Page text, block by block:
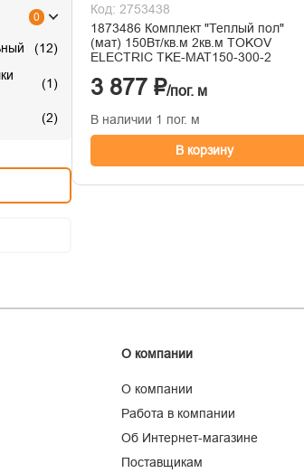
0
(12)
(1)
(2)
Код: 2753438
1873486 Комплект "Теплый пол"
(мат) 150Вт/кв.м 2кв.м TOKOV
ELECTRIC TKE-MAT150-300-2
3 877 ₽/пог. м
В наличии 1 пог. м
В корзину
О компании
О компании
Работа в компании
Об Интернет-магазине
Поставщикам